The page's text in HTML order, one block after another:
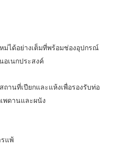
ม่ได้อย่างเต็มที่พร้อมช่องอุปกรณ์
อเนกประสงค์
านที่เปียกและแห้งเพื่อรองรับท่อ
พดานและผนัง
รแพ้